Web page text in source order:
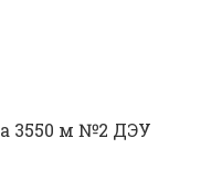
3550 м №2 ДЭУ